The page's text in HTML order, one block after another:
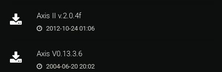
Axis II v.2.0.4f
2012-10-24 01:06
Axis V0.13.3.6
2004-06-20 20:02